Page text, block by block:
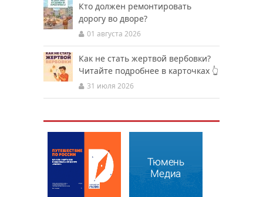
Кто должен ремонтировать
дорогу во дворе?
01 августа 2026
Как не стать жертвой вербовки?
Читайте подробнее в карточках 👆
31 июля 2026